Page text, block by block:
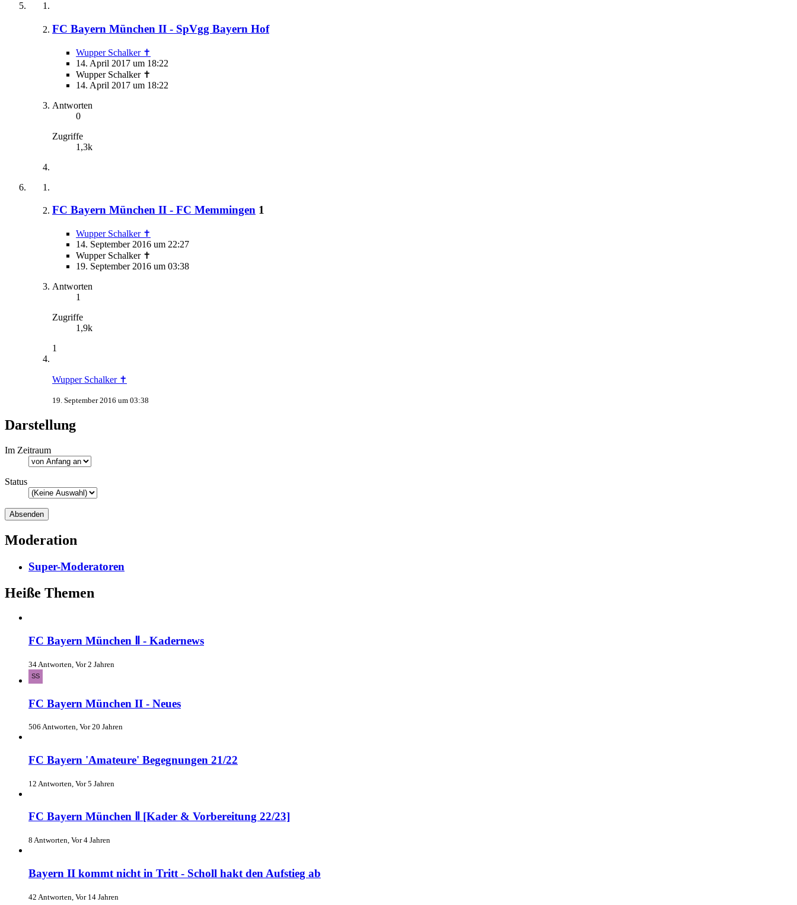
FC Bayern München II - SpVgg Bayern Hof
Wupper Schalker ✝
14. April 2017 um 18:22
Wupper Schalker ✝
14. April 2017 um 18:22
Antworten
0
Zugriffe
1,3k
FC Bayern München II - FC Memmingen 1
Wupper Schalker ✝
14. September 2016 um 22:27
Wupper Schalker ✝
19. September 2016 um 03:38
Antworten
1
Zugriffe
1,9k
1
Wupper Schalker ✝
19. September 2016 um 03:38
Darstellung
Im Zeitraum
Status
Moderation
Super-Moderatoren
Heiße Themen
FC Bayern München Ⅱ - Kadernews
34 Antworten, Vor 2 Jahren
FC Bayern München II - Neues
506 Antworten, Vor 20 Jahren
FC Bayern 'Amateure' Begegnungen 21/22
12 Antworten, Vor 5 Jahren
FC Bayern München Ⅱ [Kader & Vorbereitung 22/23]
8 Antworten, Vor 4 Jahren
Bayern II kommt nicht in Tritt - Scholl hakt den Aufstieg ab
42 Antworten, Vor 14 Jahren